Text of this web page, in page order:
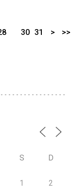
30 31 > >>
S D
1 2